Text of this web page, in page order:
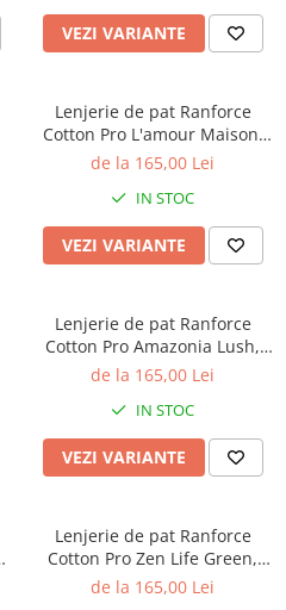
VEZI VARIANTE
Lenjerie de pat Ranforce
Cotton Pro L'amour Maison,
100% bumbac, alb, imprimeu
de la 165,00 Lei
IN STOC
VEZI VARIANTE
Lenjerie de pat Ranforce
Cotton Pro Amazonia Lush,
100% bumbac, bej, imprimeu
de la 165,00 Lei
IN STOC
VEZI VARIANTE
Lenjerie de pat Ranforce
Cotton Pro Zen Life Green,
100% bumbac, verde mint,
de la 165,00 Lei